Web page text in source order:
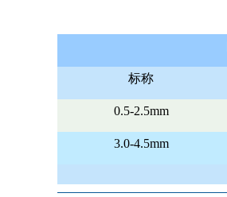
标称
0.5-2.5mm
3.0-4.5mm